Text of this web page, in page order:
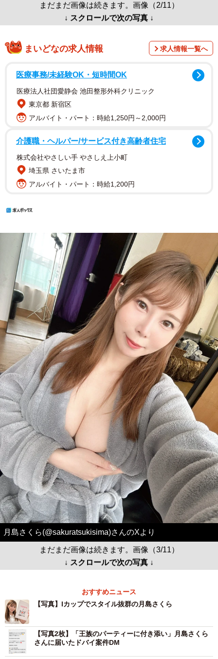
まだまだ画像は続きます。画像（2/11）
↓ スクロールで次の写真 ↓
まいどなの求人情報 求人情報一覧へ
医療事務/未経験OK・短時間OK
医療法人社団愛静会 池田整形外科クリニック
東京都 新宿区
アルバイト・パート：時給1,250円～2,000円
介護職・ヘルパー/サービス付き高齢者住宅
株式会社やさしい手 やさしえ上小町
埼玉県 さいたま市
アルバイト・パート：時給1,200円
月島さくら(@sakuratsukisima)さんのXより
まだまだ画像は続きます。画像（3/11）
↓ スクロールで次の写真 ↓
おすすめニュース
【写真】Iカップでスタイル抜群の月島さくら
【写真2枚】「王族のパーティーに付き添い」月島さくら
さんに届いたドバイ案件DM